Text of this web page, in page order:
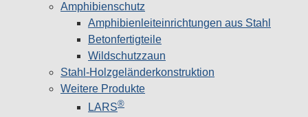
Amphibienschutz
Amphibienleiteinrichtungen aus Stahl
Betonfertigteile
Wildschutzzaun
Stahl-Holzgeländerkonstruktion
Weitere Produkte
LARS®